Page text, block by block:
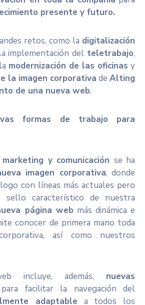
presente y futuro.
retos, como la digitalización
implementación del teletrabajo,
modernización de las oficinas y
la imagen corporativa de Alting
de una nueva web.
formas de trabajo para
marketing y comunicación se ha
imagen corporativa, donde
con líneas más actuales pero
sello característico de nuestra
página web más dinámica e
conocer de primera mano toda
así como nuestros
incluye, además, nuevas
para facilitar la navegación del
adaptable a todos los